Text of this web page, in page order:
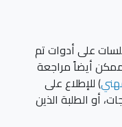
على أدوات تم
أيضاً مراجعة
) للإطلاع على
أو الطلبة الذين